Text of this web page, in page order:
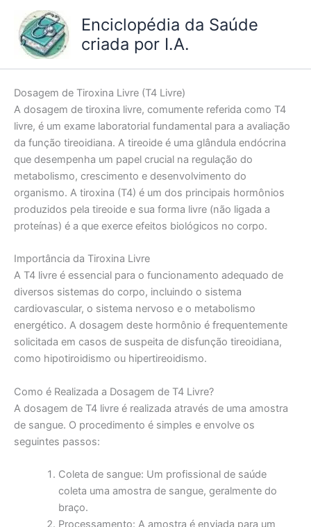
conteúdo
Enciclopédia da Saúde
criada por I.A.
Dosagem de Tiroxina Livre (T4 Livre)
A dosagem de tiroxina livre, comumente referida como T4
livre, é um exame laboratorial fundamental para a avaliação
da função tireoidiana. A tireoide é uma glândula endócrina
que desempenha um papel crucial na regulação do
metabolismo, crescimento e desenvolvimento do
organismo. A tiroxina (T4) é um dos principais hormônios
produzidos pela tireoide e sua forma livre (não ligada a
proteínas) é a que exerce efeitos biológicos no corpo.
Importância da Tiroxina Livre
A T4 livre é essencial para o funcionamento adequado de
diversos sistemas do corpo, incluindo o sistema
cardiovascular, o sistema nervoso e o metabolismo
energético. A dosagem deste hormônio é frequentemente
solicitada em casos de suspeita de disfunção tireoidiana,
como hipotiroidismo ou hipertireoidismo.
Como é Realizada a Dosagem de T4 Livre?
A dosagem de T4 livre é realizada através de uma amostra
de sangue. O procedimento é simples e envolve os
seguintes passos:
Coleta de sangue: Um profissional de saúde
coleta uma amostra de sangue, geralmente do
braço.
Processamento: A amostra é enviada para um